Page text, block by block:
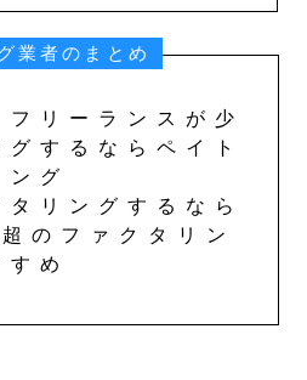
業者のまとめ
フリーランスが少
するならペイト
グ
タリングするなら
のファクタリン
め